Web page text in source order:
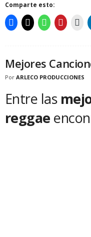
Comparte esto:
Mejores
Por ARLECO PRODUCCIONES
Entre las
reggae